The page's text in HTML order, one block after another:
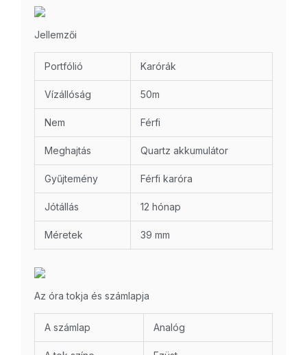
Jellemzői
Portfólió Karórák
Vízállóság 50m
Nem Férfi
Meghajtás Quartz akkumulátor
Gyűjtemény Férfi karóra
Jótállás 12 hónap
Méretek 39 mm
Az óra tokja és számlapja
A számlap Analóg